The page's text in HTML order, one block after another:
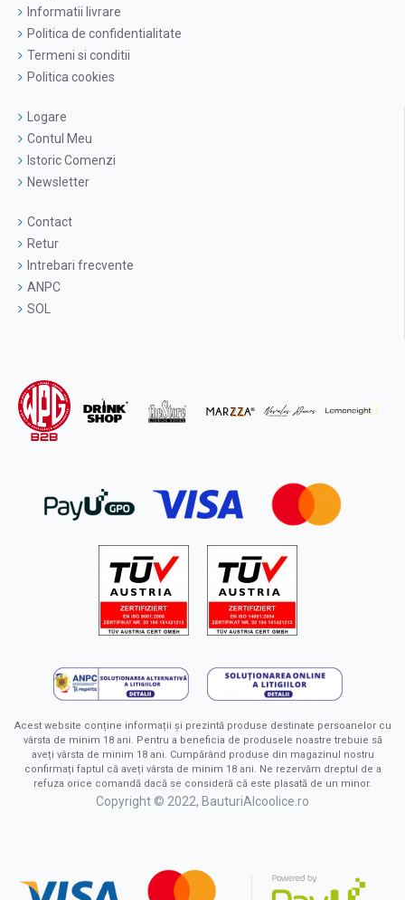
Informatii livrare
Politica de confidentialitate
Termeni si conditii
Politica cookies
Logare
Contul Meu
Istoric Comenzi
Newsletter
Contact
Retur
Intrebari frecvente
ANPC
SOL
Acest website conține informații și prezintă produse destinate persoanelor cu
vârsta de minim 18 ani. Pentru a beneficia de produsele noastre trebuie să
aveți vârsta de minim 18 ani. Cumpărând produse din magazinul nostru
confirmați faptul că aveți vârsta de minim 18 ani. Ne rezervăm dreptul de a
refuza orice comandă dacă se consideră că este plasată de un minor.
Copyright © 2022, BauturiAlcoolice.ro